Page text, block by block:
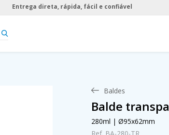
Entrega direta, rápida, fácil e confiável
Baldes
Balde
280ml | Ø95x62mm